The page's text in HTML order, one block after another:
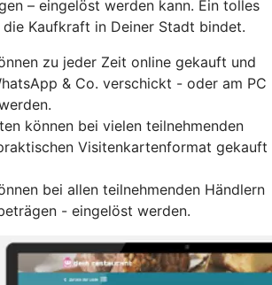
– eingelöst werden kann. Ein tolles
die Kaufkraft in Deiner Stadt bindet.
zu jeder Zeit online gekauft und
& Co. verschickt - oder am PC
können bei vielen teilnehmenden
Visitenkartenformat gekauft
bei allen teilnehmenden Händlern
- eingelöst werden.